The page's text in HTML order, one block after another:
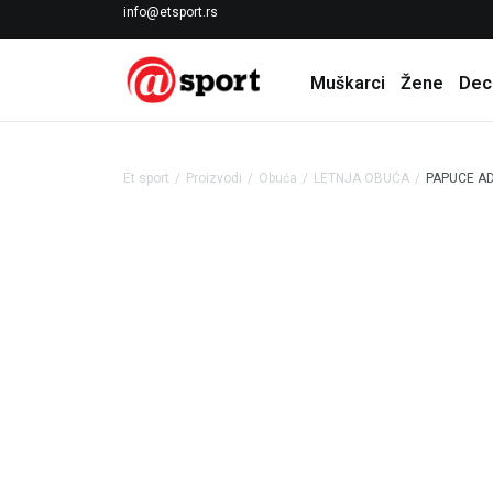
info@etsport.rs
LICENCIRANI CLEARANCE PARTNER ADIDAS
Muškarci Žene
Et sport Proizvodi Obuća LETNJA OBUĆA PAPUCE